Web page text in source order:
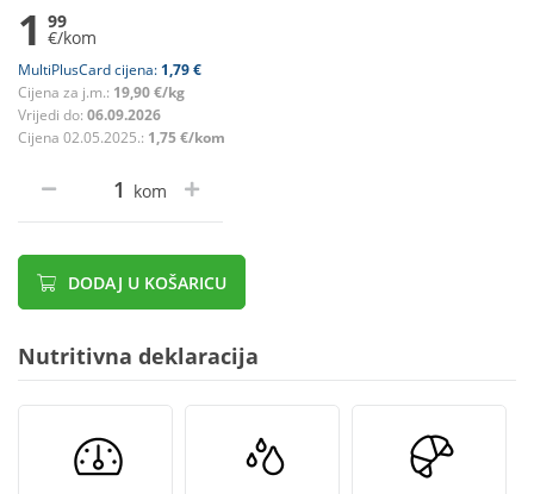
1 99
€/kom
MultiPlusCard cijena: 1,79 €
Cijena za j.m.: 19,90 €/kg
Vrijedi do: 06.09.2026
Cijena 02.05.2025.: 1,75 €/kom
kom
DODAJ U KOŠARICU
Nutritivna deklaracija